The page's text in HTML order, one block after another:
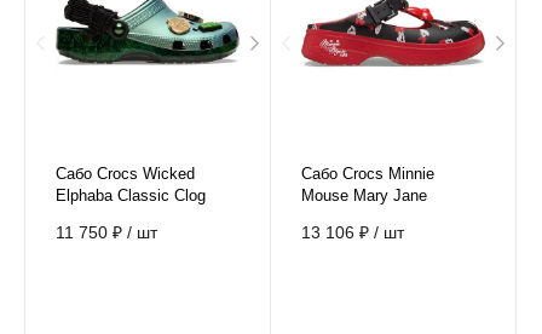
Сабо Crocs Wicked
Elphaba Classic Clog
11 750 ₽ / шт
Сабо Crocs Minnie
Mouse Mary Jane
13 106 ₽ / шт